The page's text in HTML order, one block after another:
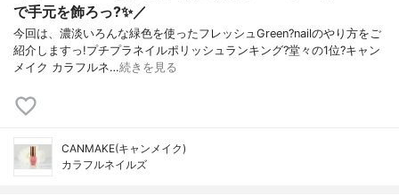
で手元を飾ろっ?✨／
今回は、濃淡いろんな緑色を使ったフレッシュGreen?nailのやり方をご
紹介しますっ!プチプラネイルポリッシュランキング?堂々の1位?キャン
メイク カラフルネ…続きを見る
CANMAKE(キャンメイク)
カラフルネイルズ